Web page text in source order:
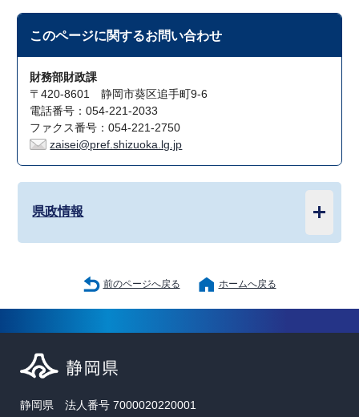
このページに関するお問い合わせ
財務部財政課
〒420-8601 静岡市葵区追手町9-6
電話番号：054-221-2033
ファクス番号：054-221-2750
zaisei@pref.shizuoka.lg.jp
県政情報
前のページへ戻る ホームへ戻る
静岡県 法人番号 7000020220001